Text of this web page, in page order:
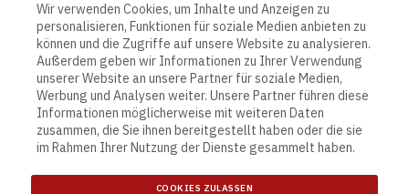
Wir verwenden Cookies, um Inhalte und Anzeigen zu
personalisieren, Funktionen für soziale Medien anbieten zu
können und die Zugriffe auf unsere Website zu analysieren.
Außerdem geben wir Informationen zu Ihrer Verwendung
unserer Website an unsere Partner für soziale Medien,
Werbung und Analysen weiter. Unsere Partner führen diese
Informationen möglicherweise mit weiteren Daten
zusammen, die Sie ihnen bereitgestellt haben oder die sie
im Rahmen Ihrer Nutzung der Dienste gesammelt haben.
COOKIES ZULASSEN
Contact
Actona Group A/S
7500 Holstebro
Links
Allgemeine Verkaufs- und
Terms and Conditions